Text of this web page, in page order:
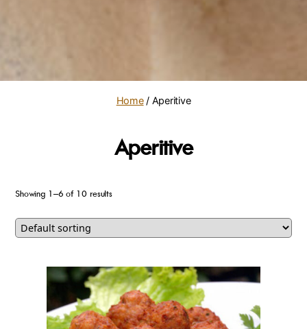
Home/ Aperitive
Aperitive
Showing 1–6 of 10 results